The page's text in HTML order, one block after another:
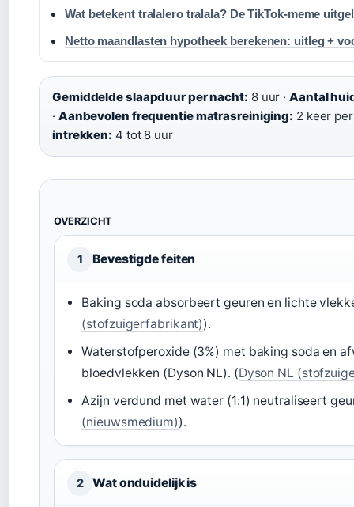
Wat betekent tralalero tralala? De TikTok-meme
Netto maandlasten hypotheek berekenen: uitleg +
Gemiddelde slaapduur per nacht: 8 uur ·Aantal
· Aanbevolen frequentie matrasreiniging: 2 keer
intrekken: 4 tot 8 uur
OVERZICHT
1 Bevestigde feiten
Baking soda absorbeert geuren en lichte
(stofzuigerfabrikant)).
Waterstofperoxide (3%) met baking soda en
bloedvlekken (Dyson NL). (Dyson NL
Azijn verdund met water (1:1) neutraliseert
(nieuwsmedium)).
2 Wat onduidelijk is